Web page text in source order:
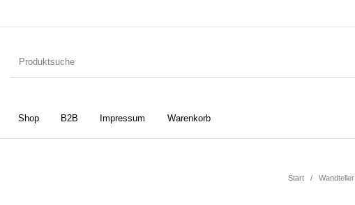
Shop B2B Impressum Warenkorb
Start / Wandteller